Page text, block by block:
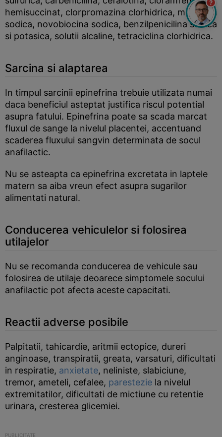
hemisuccinat, clorpromazina clorhidrica, meticilina
sodica, novobiocina sodica, benzilpenicilina sodica
si potasica, solutii alcaline, tetraciclina clorhidrica.
Sarcina si alaptarea
In timpul sarcinii epinefrina trebuie utilizata numai
daca beneficiul asteptat justifica riscul potential
asupra fatului. Epinefrina poate sa scada marcat
fluxul de sange la nivelul placentei, accentuand
scaderea fluxului sangvin determinata de socul
anafilactic.
Nu se asteapta ca epinefrina excretata in laptele
matern sa aiba vreun efect asupra sugarilor
alimentati natural.
Conducerea vehiculelor si folosirea
utilajelor
Nu se recomanda conducerea de vehicule sau
folosirea de utilaje deoarece simptomele socului
anafilactic pot afecta aceste capacitati.
Reactii adverse posibile
Palpitatii, tahicardie, aritmii ectopice, dureri
anginoase, transpiratii, greata, varsaturi, dificultati
in respiratie, anxietate, neliniste, slabiciune,
tremor, ameteli, cefalee, parestezie la nivelul
extremitatilor, dificultati de mictiune cu retentie
urinara, cresterea glicemiei.
?